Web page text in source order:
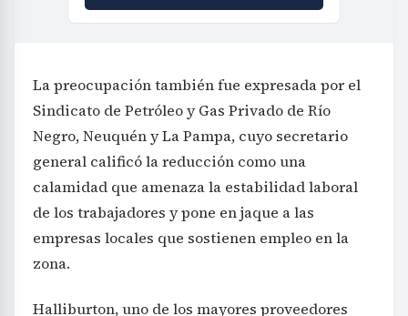
La preocupación también fue expresada por el
Sindicato de Petróleo y Gas Privado de Río
Negro, Neuquén y La Pampa, cuyo secretario
general calificó la reducción como una
calamidad que amenaza la estabilidad laboral
de los trabajadores y pone en jaque a las
empresas locales que sostienen empleo en la
zona.
Halliburton, uno de los mayores proveedores